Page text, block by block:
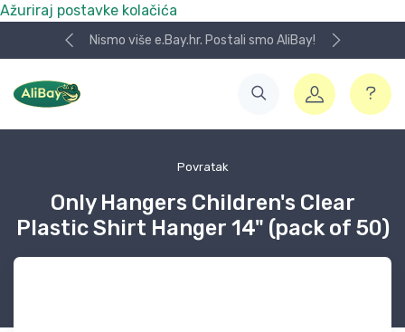
Ažuriraj postavke kolačića
Nismo više e.Bay.hr. Postali smo AliBay!
Povratak
Only Hangers Children's Clear
Plastic Shirt Hanger 14" (pack of 50)